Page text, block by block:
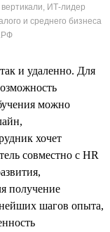
ИТ-лидер
и среднего бизнеса
и удаленно. Для
можно
хочет
совместно с HR
получение
шагов опыта,